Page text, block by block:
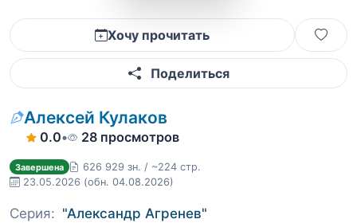
Хочу прочитать
Поделиться
Алексей Кулаков
0.0• 28 просмотров
Завершена
626 929 зн. / ~224 стр.
23.05.2026 (обн. 04.08.2026)
Серия: "Александр Агренев"